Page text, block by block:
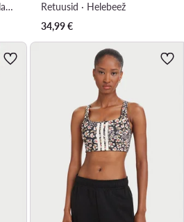
Dressipüksid · Must · Regular Fit
Retuusid · Helebeež
34,99€